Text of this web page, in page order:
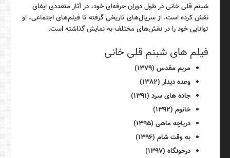
شبنم قلی خانی در طول دوران حرفه‌ای خود، در آثار متعددی ایفای
نقش کرده است. از سریال‌های تاریخی گرفته تا فیلم‌های اجتماعی، او
توانایی خود را در نقش‌های مختلف به نمایش گذاشته است.
فیلم های شبنم قلی خانی
مریم مقدس (۱۳۷۹)
وعده دیدار (۱۳۸۲)
جاده های سرد (۱۳۹۱)
خانوم (۱۳۹۲)
دریاچه ماهی (۱۳۹۵)
به وقت شام (۱۳۹۶)
درخونگاه (۱۳۹۷)